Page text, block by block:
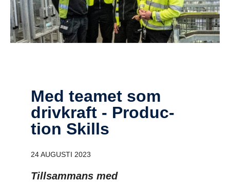
Med teamet som
drivkraft - Produc­
tion Skills
24 AUGUSTI 2023
Tillsammans med